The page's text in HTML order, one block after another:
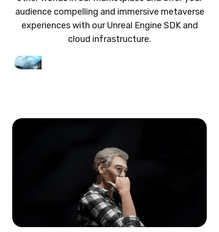
audience compelling and immersive metaverse
experiences with our Unreal Engine SDK and
cloud infrastructure.